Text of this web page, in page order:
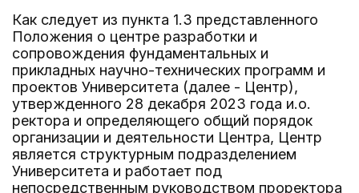
Как следует из пункта 1.3 представленного
Положения о центре разработки и
сопровождения фундаментальных и
прикладных научно-технических программ и
проектов Университета (далее - Центр),
утвержденного 28 декабря 2023 года и.о.
ректора и определяющего общий порядок
организации и деятельности Центра, Центр
является структурным подразделением
Университета и работает под
непосредственным руководством проректора